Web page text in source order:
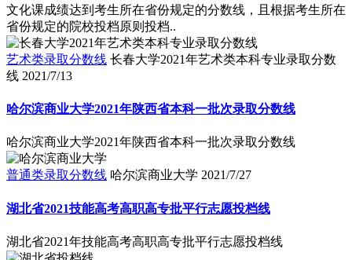
文化课成绩达到考生所在省份规定的分数线，且根据考生所在
省份规定的院校投档原则投档..
艺术类录取分数线 长春大学2021年艺术类本科专业录取分数
线 2021/7/13
哈尔滨商业大学2021年陕西省本科一批次录取分数线
哈尔滨商业大学2021年陕西省本科一批次录取分数线
普通类录取分数线 哈尔滨商业大学 2021/7/27
湖北省2021技能高考高职高专批平行志愿投档线
湖北省2021年技能高考高职高专批平行志愿投档线